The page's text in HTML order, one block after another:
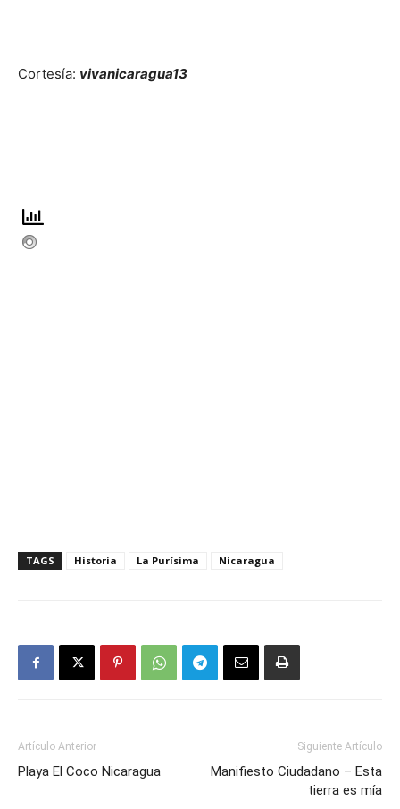
Cortesía: vivanicaragua13
TAGS Historia La Purísima Nicaragua
Artículo Anterior
Playa El Coco Nicaragua
Siguiente Artículo
Manifiesto Ciudadano – Esta
tierra es mía